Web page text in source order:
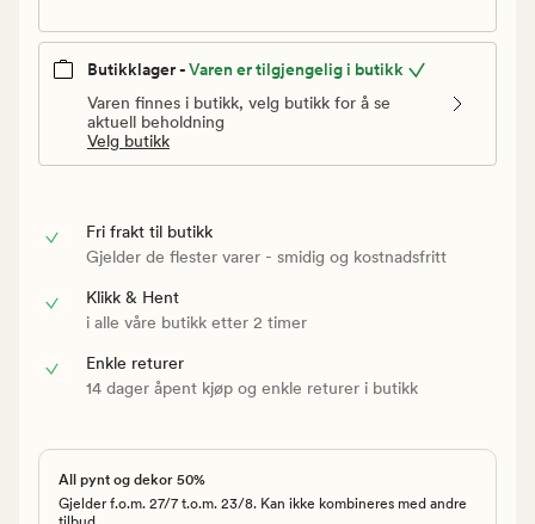
Butikklager -Varen er tilgjengelig i butikk
Varen finnes i butikk, velg butikk for å se
aktuell beholdning
Velg butikk
Fri frakt til butikk
Gjelder de flester varer - smidig og kostnadsfritt
Klikk & Hent
i alle våre butikk etter 2 timer
Enkle returer
14 dager åpent kjøp og enkle returer i butikk
All pynt og dekor 50%
Gjelder f.o.m. 27/7 t.o.m. 23/8. Kan ikke kombineres med andre